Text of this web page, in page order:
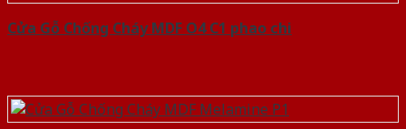
Cửa Gỗ Chống Cháy MDF O4 C1 phao chi